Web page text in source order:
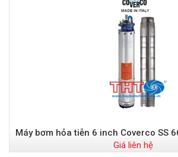
Máy bơm hỏa tiễn 6 inch Coverco SS
Giá liên hệ